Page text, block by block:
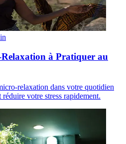
à Pratiquer au
relaxation dans votre quotidien
votre stress rapidement.